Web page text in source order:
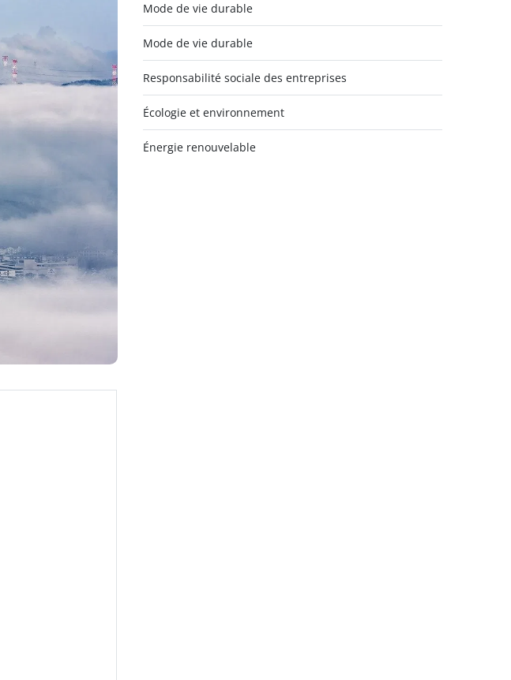
Mode de vie durable
Mode de vie durable
Responsabilité sociale des entreprises
Écologie et environnement
Énergie renouvelable